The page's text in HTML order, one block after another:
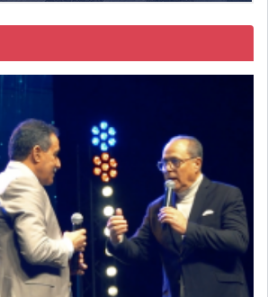
IMMOBILIER
INDUSTRIEL
DIVERS